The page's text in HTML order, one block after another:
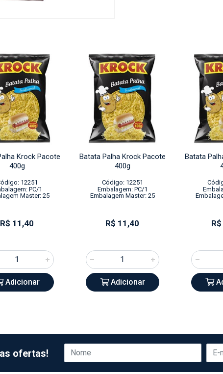
Krock Pacote
400g
12251
PC/1
Master: 25
R$ 11,40
Adicionar
Batata Palha Krock Pacote
400g
Código: 12251
Embalagem: PC/1
Embalagem Master: 25
R$ 11,40
Adicionar
Batata
ofertas!